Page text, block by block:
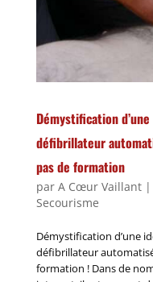
Démystification
défibrillateur
pas de formation
par A Cœur Vaillant|
Secourisme
Démystification d’une
défibrillateur
formation ! Dans de